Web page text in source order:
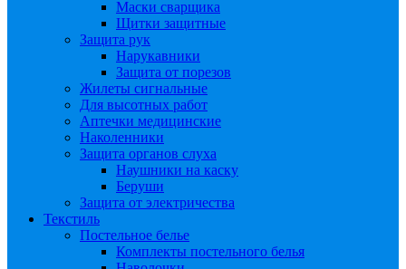
Маски сварщика
Щитки защитные
Защита рук
Нарукавники
Защита от порезов
Жилеты сигнальные
Для высотных работ
Аптечки медицинские
Наколенники
Защита органов слуха
Наушники на каску
Беруши
Защита от электричества
Текстиль
Постельное белье
Комплекты постельного белья